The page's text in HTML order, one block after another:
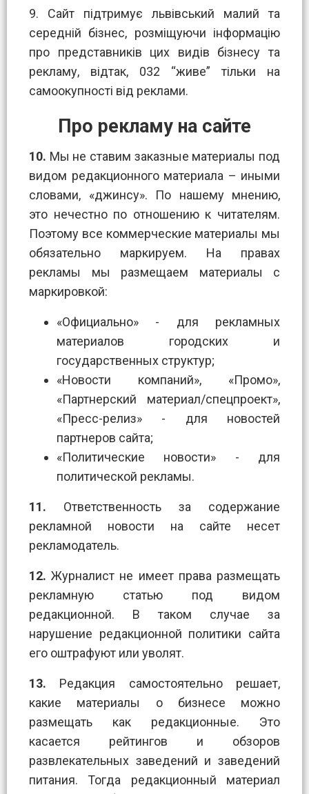
9. Сайт підтримує львівський малий та
середній бізнес, розміщуючи інформацію
про представників цих видів бізнесу та
рекламу, відтак, 032 “живе” тільки на
самоокупності від реклами.
Про рекламу на сайте
10. Мы не ставим заказные материалы под
видом редакционного материала – иными
словами, «джинсу». По нашему мнению,
это нечестно по отношению к читателям.
Поэтому все коммерческие материалы мы
обязательно маркируем. На правах
рекламы мы размещаем материалы с
маркировкой:
«Официально» - для рекламных
материалов городских и
государственных структур;
«Новости компаний», «Промо»,
«Партнерский материал/спецпроект»,
«Пресс-релиз» - для новостей
партнеров сайта;
«Политические новости» - для
политической рекламы.
11. Ответственность за содержание
рекламной новости на сайте несет
рекламодатель.
12. Журналист не имеет права размещать
рекламную статью под видом
редакционной. В таком случае за
нарушение редакционной политики сайта
его оштрафуют или уволят.
13. Редакция самостоятельно решает,
какие материалы о бизнесе можно
размещать как редакционные. Это
касается рейтингов и обзоров
развлекательных заведений и заведений
питания. Тогда редакционный материал